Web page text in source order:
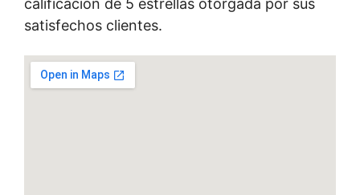
calificación de 5 estrellas otorgada por sus
satisfechos clientes.